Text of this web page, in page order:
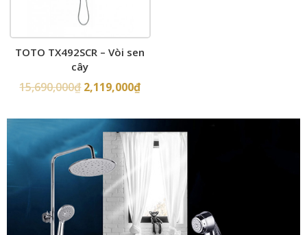
TOTO TX492SCR – Vòi sen
cây
15,690,000₫ 2,119,000₫